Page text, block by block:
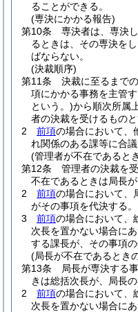
ることができる。
(専決にかかる報告)
第10条
専決者は、専決
るときは、その専決を
ばならない。
(決裁順序)
第11条
決裁に至るまで
項にかかる事務を主管
という。)から順次所属
者の決裁を受けるものと
2
前項の場合において、
れ関係のある課等に合
(管理者が不在であると
第12条
管理者の決裁を
不在であるときは局長
2
前項の場合において、
がその事項を代決する。
3
前項の場合において、
次長を置かない場合に
する課長が、その事項の
(局長が不在であるとき
第13条
局長が専決する
きは総括次長が、局長
2
前項の場合において、
次長を置かない場合に